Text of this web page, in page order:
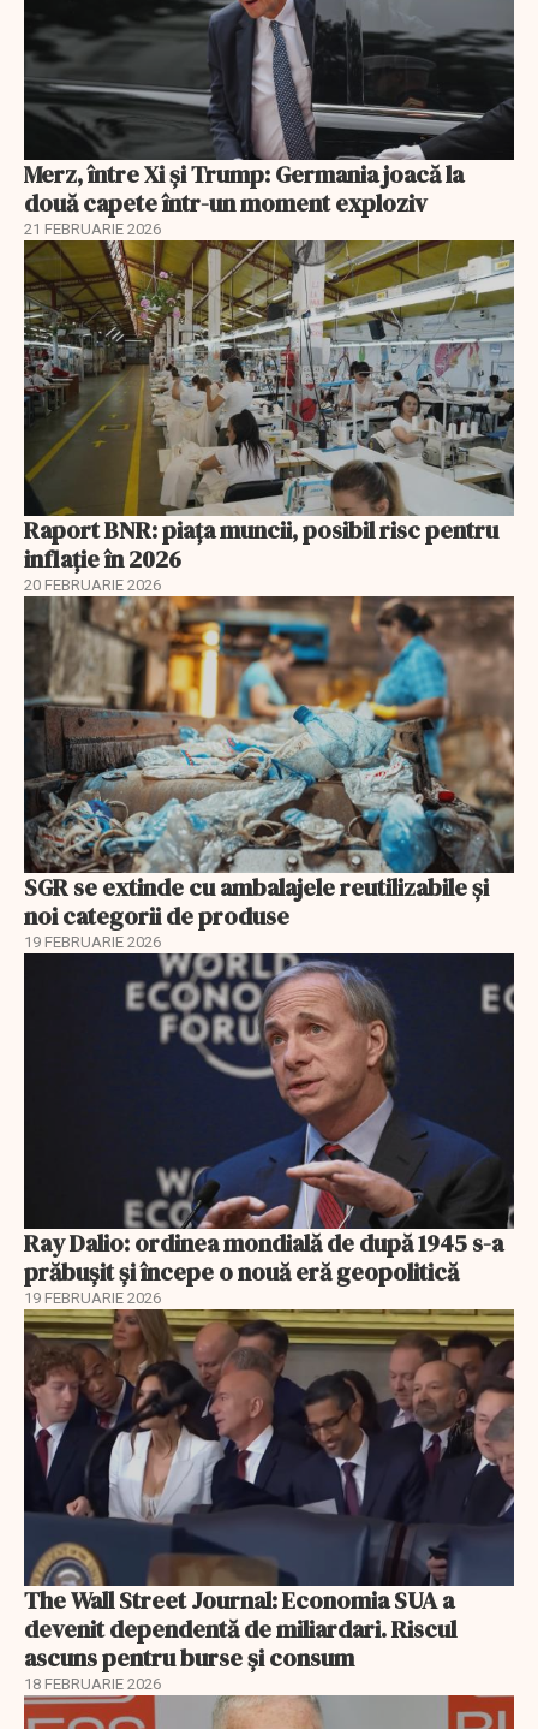
Merz, între Xi și Trump: Germania joacă la
două capete într-un moment exploziv
21 FEBRUARIE 2026
Raport BNR: piața muncii, posibil risc pentru
inflație în 2026
20 FEBRUARIE 2026
SGR se extinde cu ambalajele reutilizabile și
noi categorii de produse
19 FEBRUARIE 2026
Ray Dalio: ordinea mondială de după 1945 s-a
prăbușit și începe o nouă eră geopolitică
19 FEBRUARIE 2026
The Wall Street Journal: Economia SUA a
devenit dependentă de miliardari. Riscul
ascuns pentru burse și consum
18 FEBRUARIE 2026
EXCLUSIV